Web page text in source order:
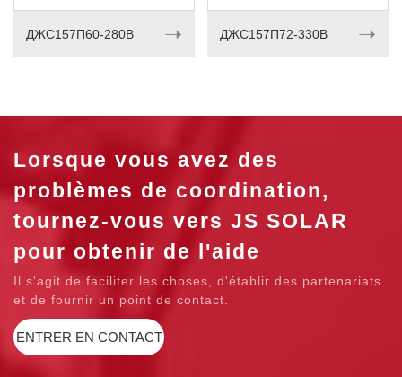
ДЖС157П60-280В ➝ ДЖС157П72-330В ➝
Lorsque vous avez des
problèmes de coordination,
tournez-vous vers JS SOLAR
pour obtenir de l'aide
Il s'agit de faciliter les choses, d'établir des partenariats
et de fournir un point de contact.
ENTRER EN CONTACT